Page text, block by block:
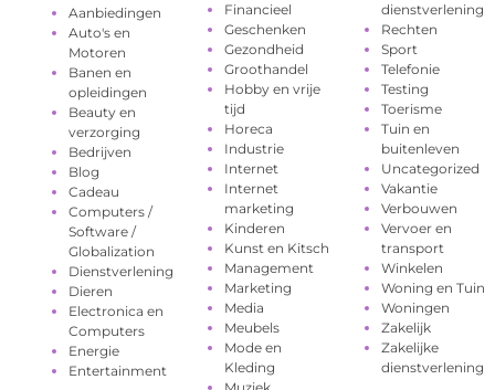
Aanbiedingen
Auto's en
Motoren
Banen en
opleidingen
Beauty en
verzorging
Bedrijven
Blog
Cadeau
Computers /
Software /
Globalization
Dienstverlening
Dieren
Electronica en
Computers
Energie
Entertainment
Financieel
Geschenken
Gezondheid
Groothandel
Hobby en vrije
tijd
Horeca
Industrie
Internet
Internet
marketing
Kinderen
Kunst en Kitsch
Management
Marketing
Media
Meubels
Mode en
Kleding
dienstverlening
Rechten
Sport
Telefonie
Testing
Toerisme
Tuin en
buitenleven
Uncategorized
Vakantie
Verbouwen
Vervoer en
transport
Winkelen
Woning en Tuin
Woningen
Zakelijk
Zakelijke
dienstverlening